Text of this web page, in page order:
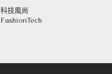
科技風尚
FashionTech